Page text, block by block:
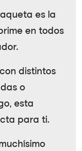
es la
en todos
distintos
o
esta
para ti.